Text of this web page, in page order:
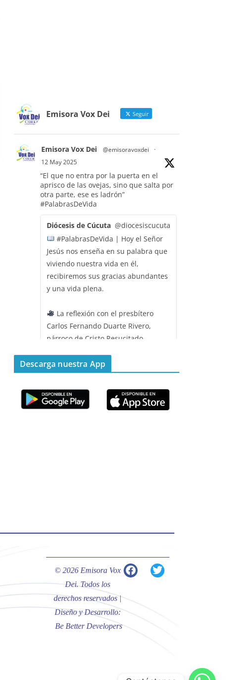
Emisora Vox Dei Seguir
Emisora Vox Dei @emisoravoxdei
·
12 May 2025
“El que no entra por la puerta en el
aprisco de las ovejas, sino que salta por
otra parte, ese es ladrón”
#PalabrasDeVida
Diócesis de Cúcuta @diocesiscucuta
#PalabrasDeVida | Hoy el Señor
Jesús nos enseña en su palabra que
viviendo nuestra vida en él,
recibiremos sus gracias abundantes
y una vida plena.
La reflexión con el presbítero
Carlos Fernando Duarte Rivero,
párroco de Cristo Resucitado.
Emisora Vox Dei @emisoravoxdei ·
11 May 2025
La reflexión con el presbítero
Twitter
Emisora Vox Dei @emisoravoxdei
10 May 2025
“Tú tienes palabras de vida eterna”
Descarga nuestra App
© 2026 Emisora Vox
Dei. Todos los
derechos reservados |
Diseño y Desarrollo:
Be Better Developers